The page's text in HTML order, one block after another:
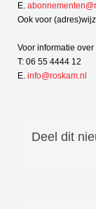
E.
Ook voor
Voor informatie
T: 06 55 4444 12
E. info@roskam.nl
Deel dit